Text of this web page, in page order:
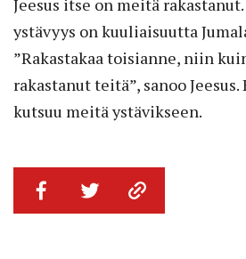
ystävyys on kuuliaisuutta
”Rakastakaa toisianne, niin
rakastanut teitä”, sanoo
kutsuu meitä ystävikseen.